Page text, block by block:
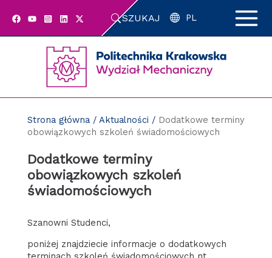
SZUKAJ PL
Strona główna/ Aktualności / Dodatkowe terminy
obowiązkowych szkoleń świadomościowych
Dodatkowe terminy
obowiązkowych szkoleń
świadomościowych
Szanowni Studenci,
poniżej znajdziecie informacje o dodatkowych